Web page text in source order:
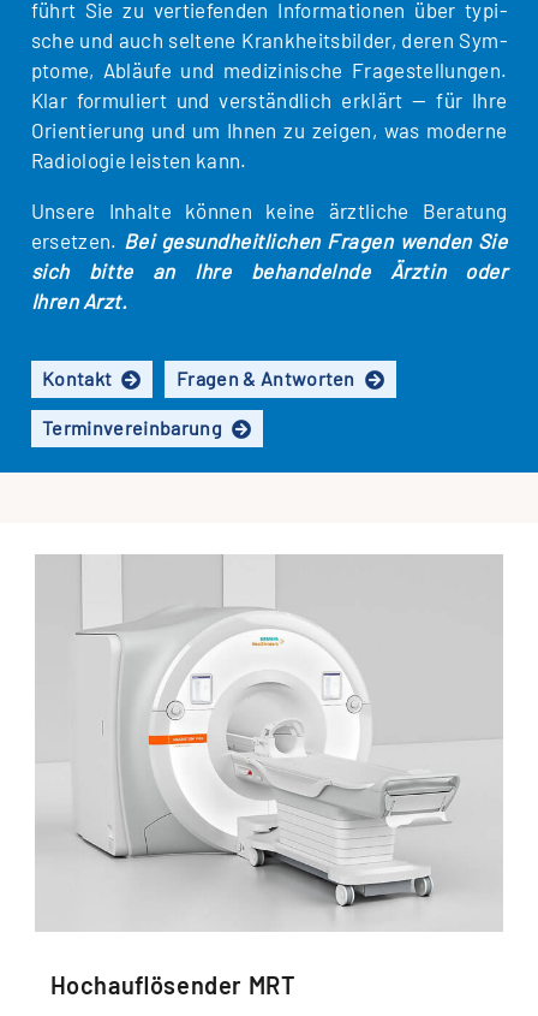
führt Sie zu ver­tie­fen­den Infor­ma­tio­nen über typi­
sche und auch sel­te­ne Krank­heits­bil­der, deren Sym­
pto­me, Abläu­fe und medi­zi­ni­sche Fra­ge­stel­lun­gen.
Klar for­mu­liert und ver­ständ­lich erklärt — für Ihre
Ori­en­tie­rung und um Ihnen zu zei­gen, was moder­ne
Radio­lo­gie leis­ten kann.
Unse­re Inhal­te kön­nen kei­ne ärzt­li­che Bera­tung
erset­zen. Bei gesund­heit­li­chen Fra­gen wen­den Sie
sich bit­te an Ihre behan­deln­de Ärz­tin oder
Ihren Arzt.
Kon­takt Fra­gen & Antworten
Termin­ver­ein­bar­ung
Hochauflösender MRT